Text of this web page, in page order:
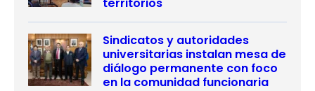
Sindicatos y autoridades
universitarias instalan mesa de
diálogo permanente con foco
en la comunidad funcionaria